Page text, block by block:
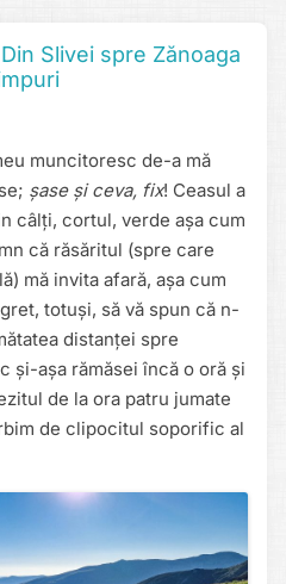
Slivei spre Zănoaga
muncitoresc de-a mă
șase și ceva, fix! Ceasul a
câlți, cortul, verde așa cum
că răsăritul (spre care
mă invita afară, așa cum
totuși, să vă spun că n-
distanței spre
și-așa rămăsei încă o oră și
de la ora patru jumate
de clipocitul soporific al